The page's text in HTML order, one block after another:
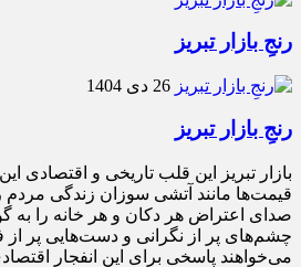
رنجِ بازار تبریز
26 دی 1404
رنجِ بازار تبریز
بازار تبریز این قلب تاریخی و اقتصادی
قیمت‌ها مانند آتشی سوزان زندگی مردم
صدای اعتراض هر دکان و هر خانه را به
چشم‌های پر از نگرانی و دست‌هایی پر
می‌خواهند پاسخی برای این انفجار